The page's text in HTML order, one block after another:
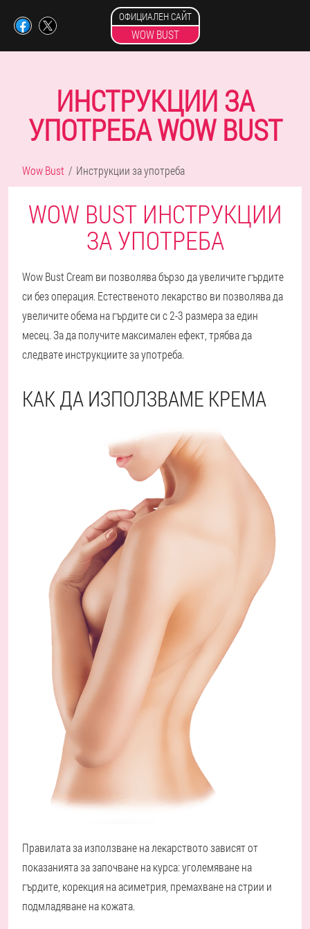
ОФИЦИАЛЕН САЙТ
WOW BUST
ИНСТРУКЦИИ ЗА
УПОТРЕБА WOW BUST
Wow Bust Инструкции за употреба
WOW BUST ИНСТРУКЦИИ
ЗА УПОТРЕБА
Wow Bust Cream ви позволява бързо да увеличите гърдите
си без операция. Естественото лекарство ви позволява да
увеличите обема на гърдите си с 2-3 размера за един
месец. За да получите максимален ефект, трябва да
следвате инструкциите за употреба.
КАК ДА ИЗПОЛЗВАМЕ КРЕМА
Правилата за използване на лекарството зависят от
показанията за започване на курса: уголемяване на
гърдите, корекция на асиметрия, премахване на стрии и
подмладяване на кожата.